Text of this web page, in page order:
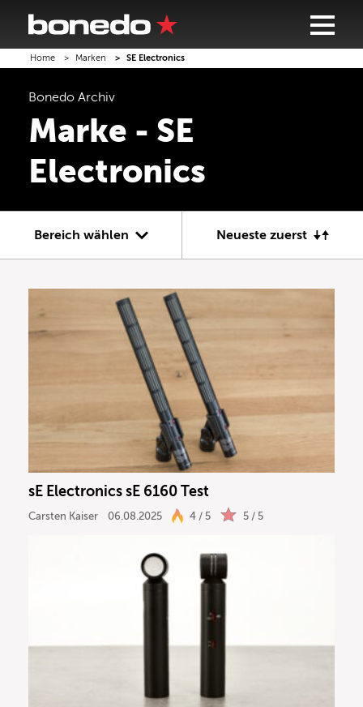
Home Marken SE Electronics
Bonedo Archiv
Marke - SE
Electronics
Bereich wählen
Gitarre
Bass
DJ
Drums
Keyboard
Vocals
Neueste zuerst
sE Electronics sE 6160 Test
Carsten Kaiser 06.08.2025 4 / 5 5 / 5